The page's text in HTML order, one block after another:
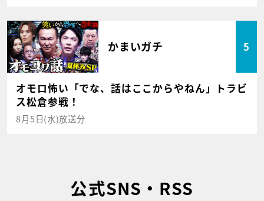
かまいガチ 5
オモロ怖い「でな、話はここからやねん」トラビ
ス松倉参戦！
8月5日(水)放送分
公式SNS・RSS